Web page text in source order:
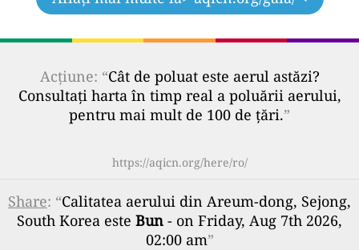
Acțiune: “Cât de poluat este aerul astăzi?
Consultați harta în timp real a poluării aerului,
pentru mai mult de 100 de țări.”
https://aqicn.org/here/ro/
Share: “Calitatea aerului din Areum-dong, Sejong,
South Korea este Bun - on Friday, Aug 7th 2026,
02:00 am”